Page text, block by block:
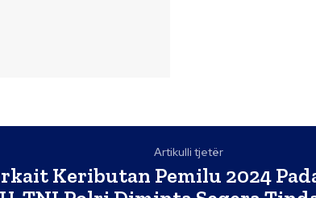
Artikulli tjetër
Keributan Pemilu 2024